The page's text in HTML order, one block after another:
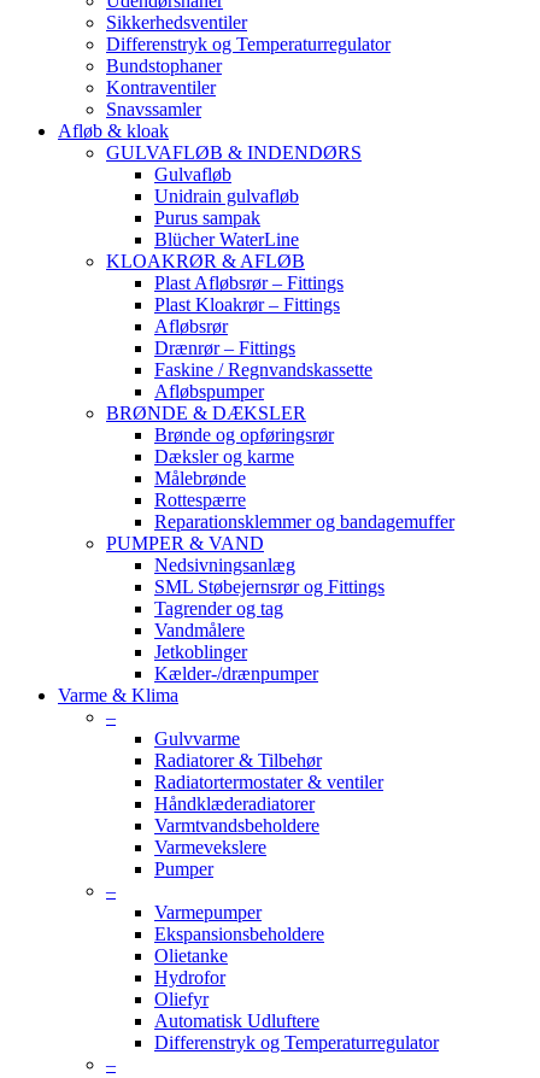
Sikkerhedsventiler
Differenstryk og Temperaturregulator
Bundstophaner
Kontraventiler
Snavssamler
Afløb & kloak
GULVAFLØB & INDENDØRS
Gulvafløb
Unidrain gulvafløb
Purus sampak
Blücher WaterLine
KLOAKRØR & AFLØB
Plast Afløbsrør – Fittings
Plast Kloakrør – Fittings
Afløbsrør
Drænrør – Fittings
Faskine / Regnvandskassette
Afløbspumper
BRØNDE & DÆKSLER
Brønde og opføringsrør
Dæksler og karme
Målebrønde
Rottespærre
Reparationsklemmer og bandagemuffer
PUMPER & VAND
Nedsivningsanlæg
SML Støbejernsrør og Fittings
Tagrender og tag
Vandmålere
Jetkoblinger
Kælder-/drænpumper
Varme & Klima
–
Gulvvarme
Radiatorer & Tilbehør
Radiatortermostater & ventiler
Håndklæderadiatorer
Varmtvandsbeholdere
Varmevekslere
Pumper
–
Varmepumper
Ekspansionsbeholdere
Olietanke
Hydrofor
Oliefyr
Automatisk Udluftere
Differenstryk og Temperaturregulator
–